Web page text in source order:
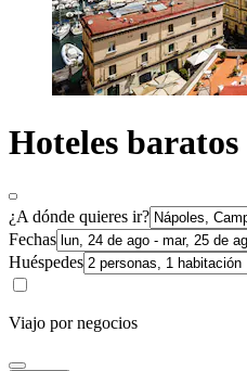
Hoteles baratos
¿A dónde quieres ir?
Fechas
Huéspedes
Viajo por negocios